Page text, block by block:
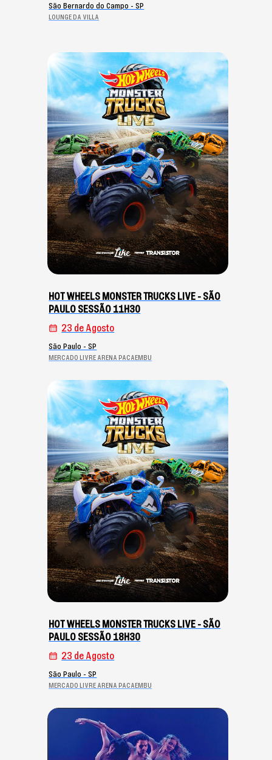
São Bernardo do Campo - SP
LOUNGE DA VILLA
HOT WHEELS MONSTER TRUCKS LIVE - SÃO
PAULO SESSÃO 11H30
23 de Agosto
São Paulo - SP
MERCADO LIVRE ARENA PACAEMBU
HOT WHEELS MONSTER TRUCKS LIVE - SÃO
PAULO SESSÃO 18H30
23 de Agosto
São Paulo - SP
MERCADO LIVRE ARENA PACAEMBU